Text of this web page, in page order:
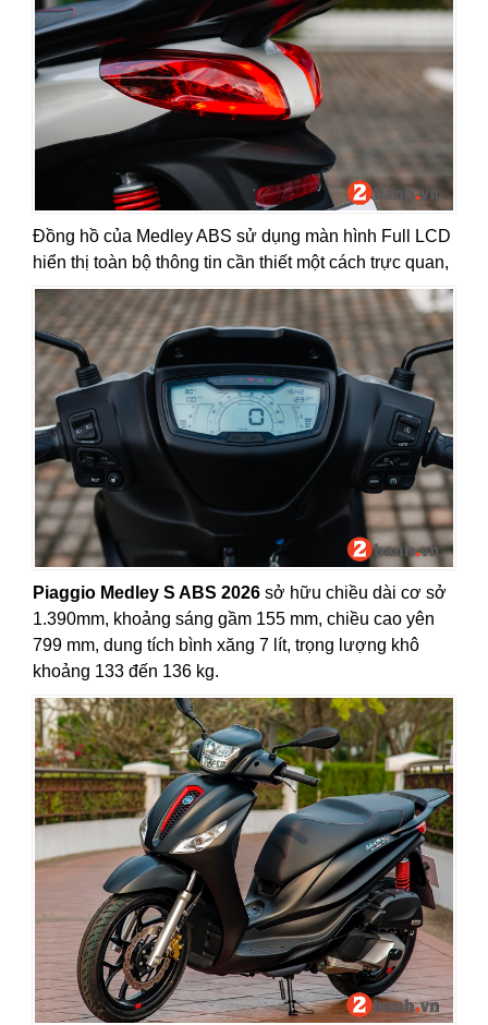
Đồng hồ của Medley ABS sử dụng màn hình Full LCD
hiển thị toàn bộ thông tin cần thiết một cách trực quan,
Piaggio Medley S ABS 2026 sở hữu chiều dài cơ sở
1.390mm, khoảng sáng gầm 155 mm, chiều cao yên
799 mm, dung tích bình xăng 7 lít, trọng lượng khô
khoảng 133 đến 136 kg.